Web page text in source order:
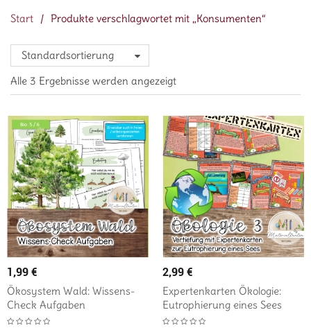
Start / Produkte verschlagwortet mit „Konsumenten“
Standardsortierung
Alle 3 Ergebnisse werden angezeigt
1,99€
Ökosystem Wald: Wissens-
Check Aufgaben
2,99€
Expertenkarten Ökologie:
Eutrophierung eines Sees